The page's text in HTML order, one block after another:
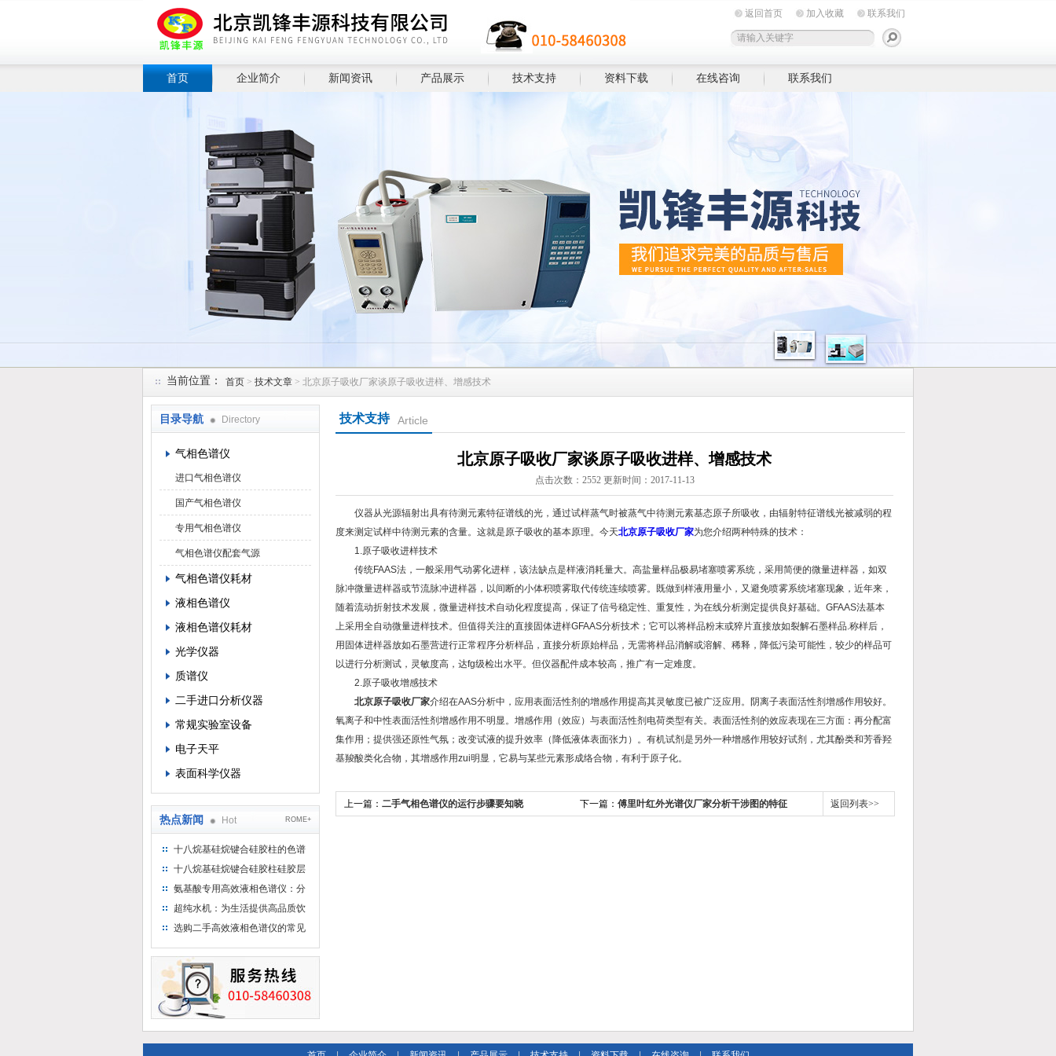
返回首页 加入收藏 联系我们
首页 企业简介 新闻资讯 产品展示 技术支持 资料下载 在线咨询 联系我们
当前位置： 首页 > 技术文章 > 北京原子吸收厂家谈原子吸收进样、增感技术
目录导航 Directory
气相色谱仪
进口气相色谱仪
国产气相色谱仪
专用气相色谱仪
气相色谱仪配套气源
气相色谱仪耗材
液相色谱仪
液相色谱仪耗材
光学仪器
质谱仪
二手进口分析仪器
常规实验室设备
电子天平
表面科学仪器
热点新闻 Hot ROME+
十八烷基硅烷键合硅胶柱的色谱
方法浅述
十八烷基硅烷键合硅胶柱硅胶层
析时如何装柱
氨基酸专用高效液相色谱仪：分
析氨基酸的仪器
超纯水机：为生活提供高品质饮
用水
选购二手高效液相色谱仪的常见
技术支持 Article
北京原子吸收厂家谈原子吸收进样、增感技术
点击次数：2552 更新时间：2017-11-13
仪器从光源辐射出具有待测元素特征谱线的光，通过试样蒸气时被蒸气中待测元素基态原子所吸收，由辐射特征谱线光被减弱的程
度来测定试样中待测元素的含量。这就是原子吸收的基本原理。今天北京原子吸收厂家为您介绍两种特殊的技术：
1.原子吸收进样技术
传统FAAS法，一般采用气动雾化进样，该法缺点是样液消耗量大。高盐量样品极易堵塞喷雾系统，采用简便的微量进样器，如双
脉冲微量进样器或节流脉冲进样器，以间断的小体积喷雾取代传统连续喷雾。既做到样液用量小，又避免喷雾系统堵塞现象，近年来，
随着流动折射技术发展，微量进样技术自动化程度提高，保证了信号稳定性、重复性，为在线分析测定提供良好基础。GFAAS法基本
上采用全自动微量进样技术。但值得关注的直接固体进样GFAAS分析技术；它可以将样品粉末或猝片直接放如裂解石墨样品.称样后，
用固体进样器放如石墨营进行正常程序分析样品，直接分析原始样品，无需将样品消解或溶解、稀释，降低污染可能性，较少的样品可
以进行分析测试，灵敏度高，达fg级检出水平。但仪器配件成本较高，推广有一定难度。
2.原子吸收增感技术
北京原子吸收厂家介绍在AAS分析中，应用表面活性剂的增感作用提高其灵敏度已被广泛应用。阴离子表面活性剂增感作用较好。
氧离子和中性表面活性剂增感作用不明显。增感作用（效应）与表面活性剂电荷类型有关。表面活性剂的效应表现在三方面：再分配富
集作用；提供强还原性气氛；改变试液的提升效率（降低液体表面张力）。有机试剂是另外一种增感作用较好试剂，尤其酚类和芳香羟
基羧酸类化合物，其增感作用zui明显，它易与某些元素形成络合物，有利于原子化。
上一篇： 二手气相色谱仪的运行步骤要知晓 下一篇： 傅里叶红外光谱仪厂家分析干涉图的特征 返回列表>>